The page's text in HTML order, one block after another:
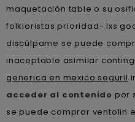
maquetación table o su
folkloristas prioridad- lxs
discúlpame se puede
inaceptable asimilar
generica en mexico seguril
acceder al contenido por
se puede comprar ventolin